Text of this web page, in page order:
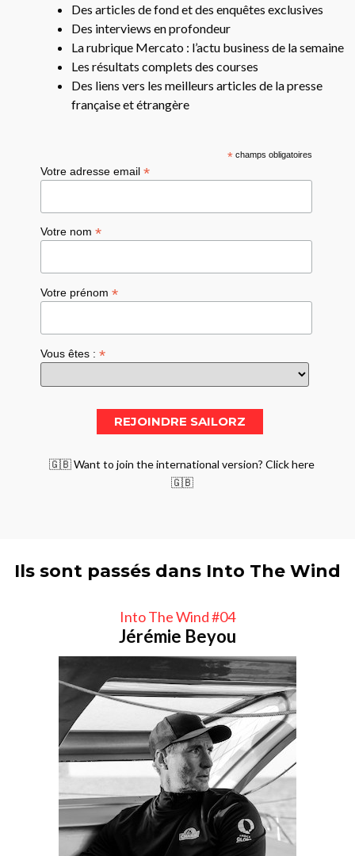
Des articles de fond et des enquêtes exclusives
Des interviews en profondeur
La rubrique Mercato : l’actu business de la semaine
Les résultats complets des courses
Des liens vers les meilleurs articles de la presse
française et étrangère
*champs obligatoires
Votre adresse email*
Votre nom*
Votre prénom*
Vous êtes :*
🇬🇧 Want to join the international version? Click here
🇬🇧
Ils sont passés dans Into The Wind
Into The Wind #04
Jérémie Beyou